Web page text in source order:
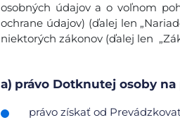
osobných údajov a o voľnom
ochrane údajov) (ďalej len
niektorých zákonov (ďalej len
a) právo Dotknutej osoby
právo získať od